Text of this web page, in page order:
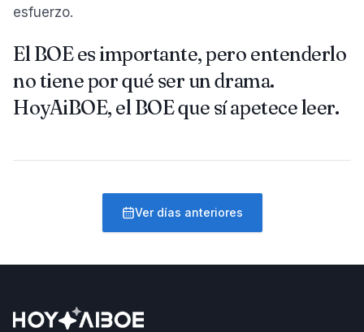
esfuerzo.
El BOE es importante, pero entenderlo
no tiene por qué ser un drama.
HoyAiBOE, el BOE que sí apetece leer.
Ver días anteriores